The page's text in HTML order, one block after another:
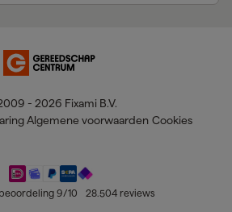
- 2026 Fixami B.V.
Algemene voorwaarden Cookies
9/10 28.504 reviews